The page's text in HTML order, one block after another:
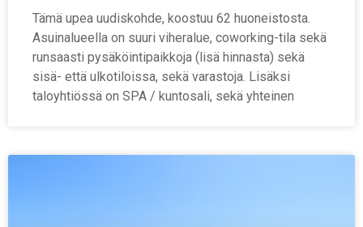
Tämä upea uudiskohde, koostuu 62 huoneistosta.
Asuinalueella on suuri viheralue, coworking-tila sekä
runsaasti pysäköintipaikkoja (lisä hinnasta) sekä
sisä- että ulkotiloissa, sekä varastoja. Lisäksi
taloyhtiössä on SPA / kuntosali, sekä yhteinen